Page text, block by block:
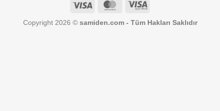
Visa MasterCardVisa
Copyright 2026 © samiden.com - Tüm Hakları Saklıdır